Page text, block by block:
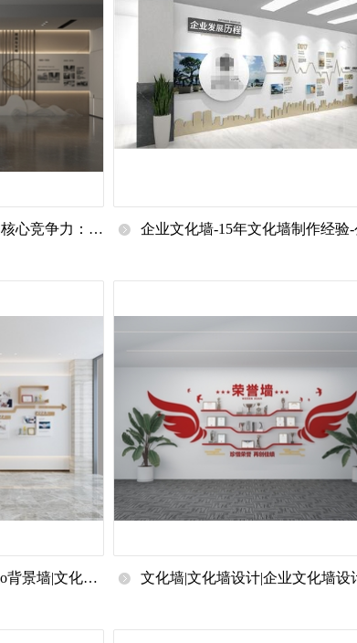
心竞争力：从 企业文化墙-15年文化墙制作经验-
背景墙|文化展 文化墙|文化墙设计|企业文化墙设